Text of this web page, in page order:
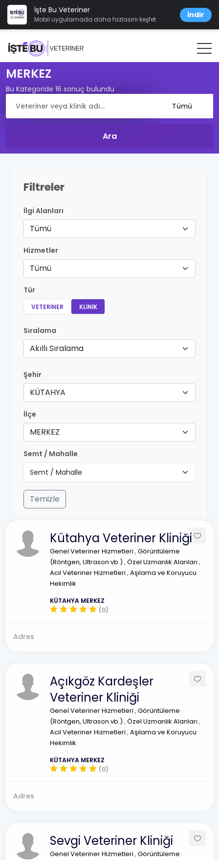
İşte Bu Veteriner
Mobil uygulamada daha fazlasını keşfet İndir
MERKEZ
Bu Kategoride 16 sonuç bulundu
Filtreler
İlgi Alanları
Tümü
Hizmetler
Tümü
Tür
VETERINER KLINIK
Sıralama
Akıllı Sıralama
Şehir
KÜTAHYA
İlçe
MERKEZ
Semt / Mahalle
Temizle
Kütahya Veteriner Kliniği
Genel Veteriner Hizmetleri , Görüntüleme
(Röntgen, Ultrason vb.) , Özel Uzmanlık Alanları ,
Acil Veteriner Hizmetleri , Aşılama ve Koruyucu
Hekimlik
KÜTAHYA MERKEZ
(0)
Adres
Açıkgöz Kardeşler
Veteriner Kliniği
Genel Veteriner Hizmetleri , Görüntüleme
(Röntgen, Ultrason vb.) , Özel Uzmanlık Alanları ,
Acil Veteriner Hizmetleri , Aşılama ve Koruyucu
Hekimlik
KÜTAHYA MERKEZ
(0)
Adres
Sevgi Veteriner Kliniği
Genel Veteriner Hizmetleri , Görüntüleme